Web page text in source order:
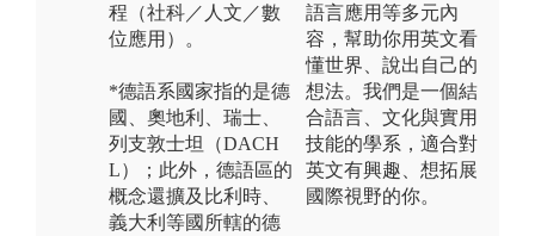
程（社科／人文／數
位應用）。
*德語系國家指的是德
國、奧地利、瑞士、
列支敦士坦（DACH
L）；此外，德語區的
概念還擴及比利時、
義大利等國所轄的德
語言應用等多元內
容，幫助你用英文看
懂世界、說出自己的
想法。我們是一個結
合語言、文化與實用
技能的學系，適合對
英文有興趣、想拓展
國際視野的你。